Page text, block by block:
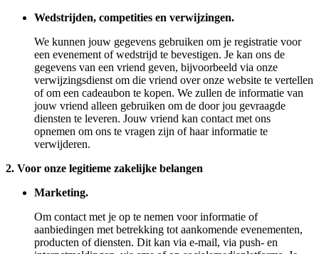
Wedstrijden, competities en verwijzingen.
We kunnen jouw gegevens gebruiken om je registratie voor
een evenement of wedstrijd te bevestigen. Je kan ons de
gegevens van een vriend geven, bijvoorbeeld via onze
verwijzingsdienst om die vriend over onze website te vertellen
of om een cadeaubon te kopen. We zullen de informatie van
jouw vriend alleen gebruiken om de door jou gevraagde
diensten te leveren. Jouw vriend kan contact met ons
opnemen om ons te vragen zijn of haar informatie te
verwijderen.
2. Voor onze legitieme zakelijke belangen
Marketing.
Om contact met je op te nemen voor informatie of
aanbiedingen met betrekking tot aankomende evenementen,
producten of diensten. Dit kan via e-mail, via push- en